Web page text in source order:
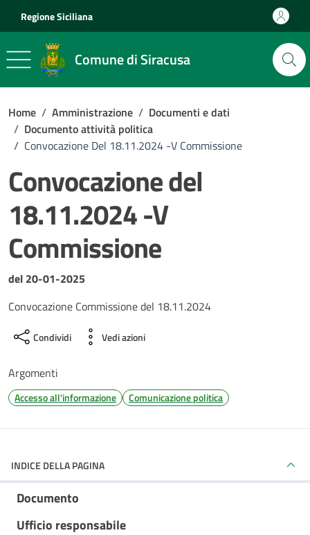
Regione Siciliana
Comune di Siracusa
Home / Amministrazione / Documenti e dati
/ Documento attività politica
/ Convocazione Del 18.11.2024 -V Commissione
Convocazione del
18.11.2024 -V
Commissione
Dettagli del documento
del 20-01-2025
Convocazione Commissione del 18.11.2024
Condividi Vedi azioni
Argomenti
Accesso all'informazione Comunicazione politica
INDICE DELLA PAGINA
Documento
Ufficio responsabile